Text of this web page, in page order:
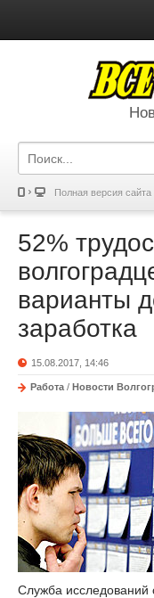
Полная версия сайта
52%
варианты
заработка
15.08.2017, 14:46
Работа / Новости
Служба исследований